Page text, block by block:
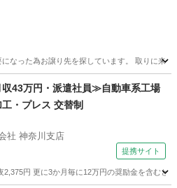
なった為お譲り先を探しています。 取りに来
収納家具
43万円・派遣社員≫自動車系工場
・プレス 交替制
社 神奈川支店
提携サイト
円 更に3か月毎に12万円の奨励金を含む